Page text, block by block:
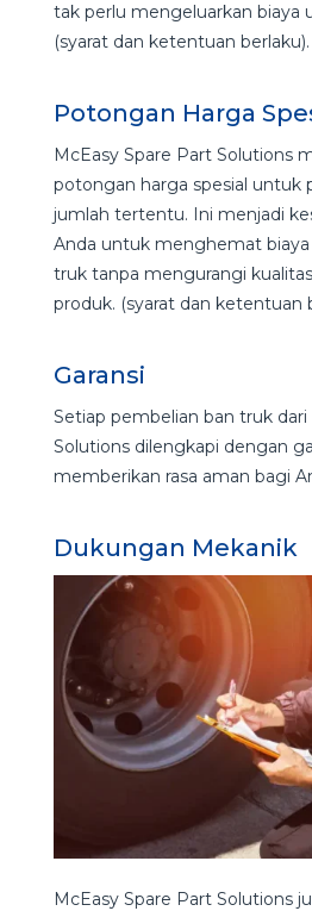
tak perlu mengeluarkan biaya
(syarat dan ketentuan berlaku).
Potongan Harga
McEasy Spare Part Solutions
potongan harga spesial untuk
jumlah tertentu. Ini menjadi
Anda untuk menghemat
truk tanpa mengurangi
produk. (syarat dan ketentuan
Garansi
Setiap pembelian ban truk
Solutions dilengkapi dengan
memberikan rasa aman bagi
Dukungan Mekanik
McEasy Spare Part Solutions